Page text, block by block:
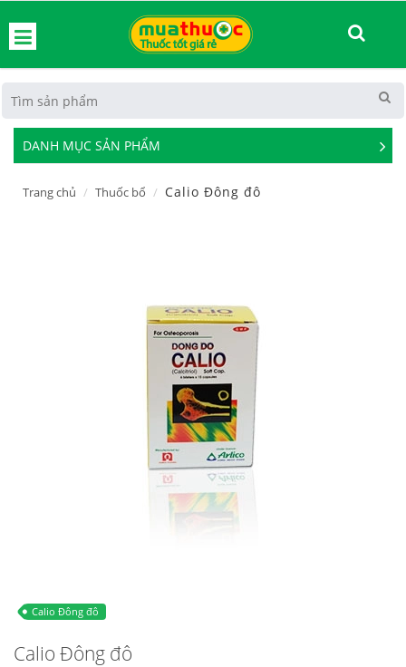
DANH MỤC SẢN PHẨM
See
Trang chủ Thuốc bổ Calio Đông đô
Calio Đông đô
Calio Đông đô